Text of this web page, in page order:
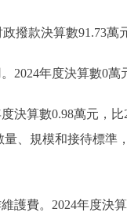
政撥款決算數91.73
2024年度決算數0
決算數0.98萬元，
、規模和接待標準
護費。2024年度決